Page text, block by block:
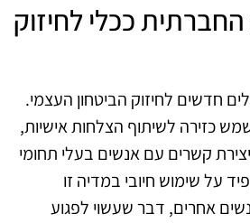
ככלי לחיזוק
חדשים לחיזוק הביטחון העצמי.
כזירה לשיתוף הצלחות אישיות,
קשרים עם אנשים בעלי תחומי
על שימוש חיובי במדיה זו
אחרים, דבר שעשוי לפגוע